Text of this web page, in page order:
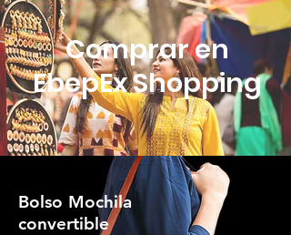
Comprar en
EbepEx Shopping
Bolso Mochila
convertible